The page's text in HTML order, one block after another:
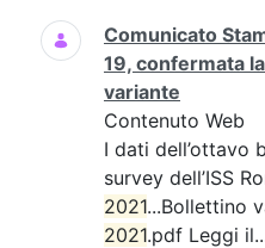
Comunicato
19, confermata
variante
Contenuto Web
I dati dell’ottavo
survey dell’ISS
2021...Bollettino
2021.pdf Leggi